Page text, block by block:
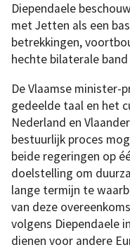
Diependaele
met Jetten als een
betrekkingen,
hechte bilaterale
De Vlaamse
gedeelde taal en het
Nederland en
bestuurlijk proces
beide regeringen op
doelstelling om
lange termijn te
van deze
volgens Diependaele
dienen voor andere